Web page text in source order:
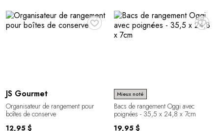
♥
JS Gourmet
Organisateur de rangement pour
boîtes de conserve
12,95 $
♥
Mieux noté
Bacs de rangement Oggi avec
poignées - 35,5 x 24,8 x 7cm
19,95 $